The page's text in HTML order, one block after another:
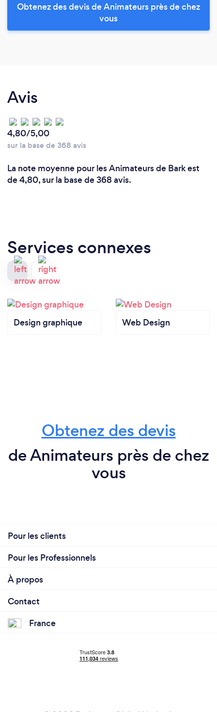
Obtenez des devis de Animateurs près de chez
vous
Avis
4,80/5,00
sur la base de 368 avis
La note moyenne pour les Animateurs de Bark est
de 4,80, sur la base de 368 avis.
Services connexes
Design graphique Web Design
Obtenez des devis
de Animateurs près de chez
vous
Pour les clients
Pour les Professionnels
À propos
Contact
France